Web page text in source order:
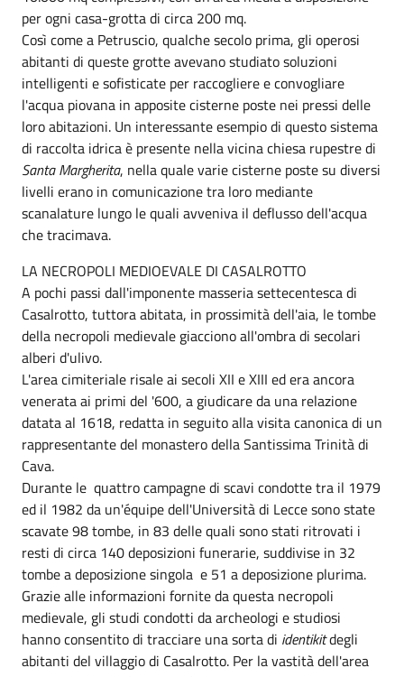
per ogni casa-grotta di circa 200 mq.
Così come a Petruscio, qualche secolo prima, gli operosi
abitanti di queste grotte avevano studiato soluzioni
intelligenti e sofisticate per raccogliere e convogliare
l'acqua piovana in apposite cisterne poste nei pressi delle
loro abitazioni. Un interessante esempio di questo sistema
di raccolta idrica è presente nella vicina chiesa rupestre di
Santa Margherita, nella quale varie cisterne poste su diversi
livelli erano in comunicazione tra loro mediante
scanalature lungo le quali avveniva il deflusso dell'acqua
che tracimava.
LA NECROPOLI MEDIOEVALE DI CASALROTTO
A pochi passi dall'imponente masseria settecentesca di
Casalrotto, tuttora abitata, in prossimità dell'aia, le tombe
della necropoli medievale giacciono all'ombra di secolari
alberi d'ulivo.
L'area cimiteriale risale ai secoli XII e XIII ed era ancora
venerata ai primi del '600, a giudicare da una relazione
datata al 1618, redatta in seguito alla visita canonica di un
rappresentante del monastero della Santissima Trinità di
Cava.
Durante le quattro campagne di scavi condotte tra il 1979
ed il 1982 da un'équipe dell'Università di Lecce sono state
scavate 98 tombe, in 83 delle quali sono stati ritrovati i
resti di circa 140 deposizioni funerarie, suddivise in 32
tombe a deposizione singola e 51 a deposizione plurima.
Grazie alle informazioni fornite da questa necropoli
medievale, gli studi condotti da archeologi e studiosi
hanno consentito di tracciare una sorta di identikitdegli
abitanti del villaggio di Casalrotto. Per la vastità dell'area